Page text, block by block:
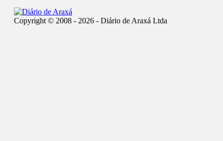
Copyright © 2008 - 2026 - Diário de Araxá Ltda